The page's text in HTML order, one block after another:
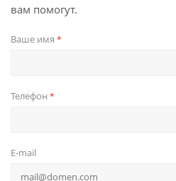
вам помогут.
Ваше имя *
Телефон *
E-mail